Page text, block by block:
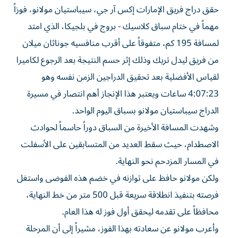
حقق دراج فريق الإمارات إكس آر جي، سيباستيان مولانو، فوزاً
مهماً في ختام سباق كلاسيك - بروج في بلجيكا، الذي امتد
لمسافة 195 كم، متفوقاً على أقرب منافسيه جوناثان ميلان
من فريق ليدل تريك وذلك إثر حسم النتيجة بعد الرجوع لكاميرا
لقياس الأفضلية بعد تحقيق الدراجين الزمن نفسه وهو
4:07:23 ساعات ويعتبر هذا الإنجاز أهم انتصار في مسيرة
الدراج سيباستيان مولانو بسباق اليوم الواحد.
وشهدت المسافة الأخيرة من السباق دوراً حاسماً لحوادث
الاصطدام، حيث سقط العديد من المتسابقين على الأسفلت
في المسار المزدحم نحو النهاية.
ولكن مولانو حافظ على توازنه في خضم هذه الفوضى واستغل
فرصته بتنفيذ انطلاقة سريعة قبل 500 متر من خط النهاية،
محافظاً على تقدمه ليحقق أول فوز له هذا العام.
وأعرب مولانو عن سعادته بهذا الفوز، مشيراً إلى أن المرحلة